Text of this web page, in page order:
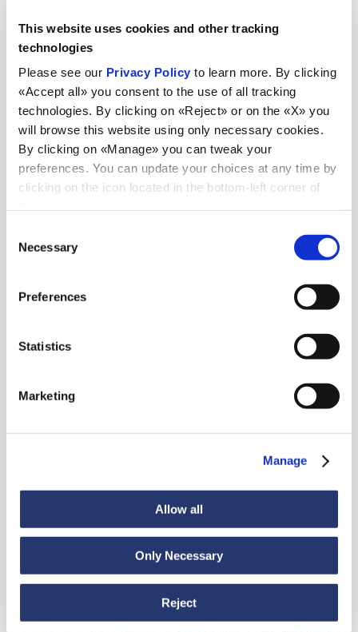
This website uses cookies and other tracking
technologies
Please see our Privacy Policy to learn more. By clicking
«Accept all» you consent to the use of all tracking
technologies. By clicking on «Reject» or on the «X» you
will browse this website using only necessary cookies.
By clicking on «Manage» you can tweak your
preferences. You can update your choices at any time by
clicking on the icon located in the bottom-left corner of
Selection
Necessary
Preferences
Statistics
Marketing
Manage
Allow all
Only Necessary
Reject
Aktualnosci
98 ton stali z Włoch do Indii
Aktualności
Z Turcji do Ekwadoru: gładki rejs dla ciężkiego
ładunku